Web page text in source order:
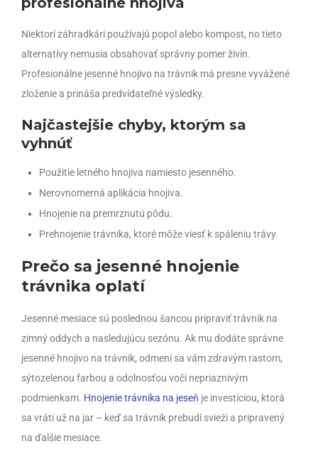
Niektorí záhradkári používajú popol alebo kompost, no tieto
alternatívy nemusia obsahovať správny pomer živín.
Profesionálne jesenné hnojivo na trávnik má presne vyvážené
zloženie a prináša predvídateľné výsledky.
Najčastejšie chyby, ktorým sa
vyhnúť
Použitie letného hnojiva namiesto jesenného.
Nerovnomerná aplikácia hnojiva.
Hnojenie na premrznutú pôdu.
Prehnojenie trávnika, ktoré môže viesť k spáleniu trávy.
Prečo sa jesenné hnojenie
trávnika oplatí
Jesenné mesiace sú poslednou šancou pripraviť trávnik na
zimný oddych a nasledujúcu sezónu. Ak mu dodáte správne
jesenné hnojivo na trávnik, odmení sa vám zdravým rastom,
sýtozelenou farbou a odolnosťou voči nepriaznivým
podmienkam. Hnojenie trávnika na jeseň je investíciou, ktorá
sa vráti už na jar – keď sa trávnik prebudí svieži a pripravený
na ďalšie mesiace.